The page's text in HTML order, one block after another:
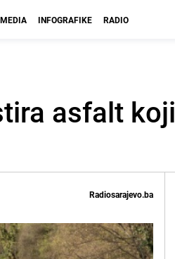
INFOGRAFIKE RADIO
asfalt koji
Radiosarajevo.ba